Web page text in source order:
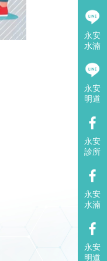
永安
水湳
永安
明道
永安
診所
永安
水湳
永安
明道